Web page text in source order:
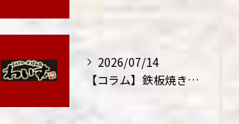
2026/07/14
【コラム】鉄板焼きが"コミュニケーション飯"と呼ばれる理由